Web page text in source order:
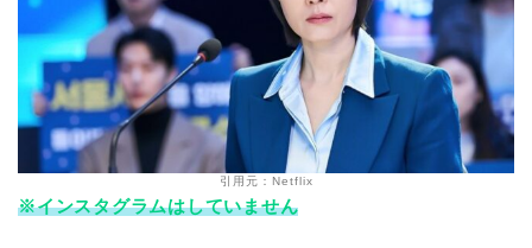
引用元：Netflix
※インスタグラムはしていません